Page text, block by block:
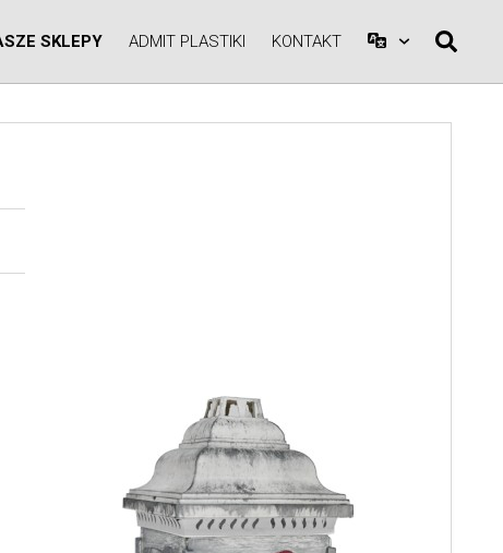
SKLEPY ADMIT PLASTIKI KONTAKT A